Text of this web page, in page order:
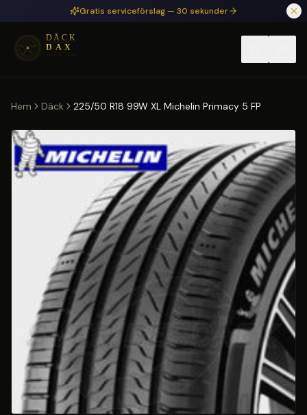
Hoppa till huvudinnehållGratis serviceförslag — 30 sekunder
Hem Däck 225/50 R18 99W XL Michelin Primacy 5 FP